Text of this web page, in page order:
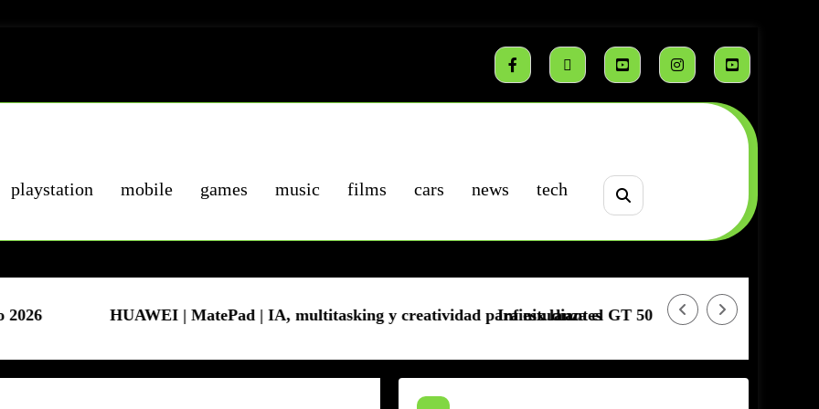
playstation mobile games music films cars news tech
| MatePad | IA, multitasking y creatividad para estudiantesInfinix lanza el GT 50 Pro 5G TECNO CAMON 50 |